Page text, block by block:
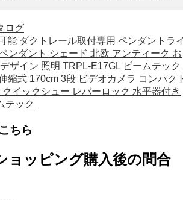
ログ
能 ダクトレール取付専用 ペンダントラ
ンダント シェード 北欧 アンティーク お
ザイン 照明 TRPL-E17GL ビームテック
縮式 170cm 3段 ビデオカメラ コンパク
イックシュー レバーロック 水平器付き
テック
ちら
ョッピング購入後の問合